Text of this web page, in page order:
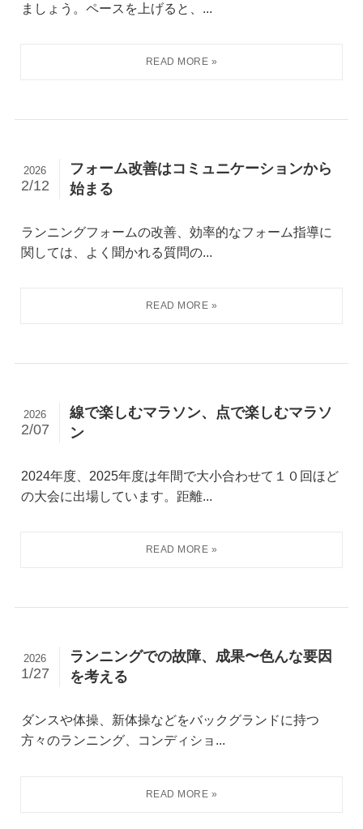
ましょう。ペースを上げると、...
フォーム改善はコミュニケーションから
始まる
2026
2/12
ランニングフォームの改善、効率的なフォーム指導に
関しては、よく聞かれる質問の...
線で楽しむマラソン、点で楽しむマラソ
ン
2026
2/07
2024年度、2025年度は年間で大小合わせて１０回ほど
の大会に出場しています。距離...
ランニングでの故障、成果〜色んな要因
を考える
2026
1/27
ダンスや体操、新体操などをバックグランドに持つ
方々のランニング、コンディショ...